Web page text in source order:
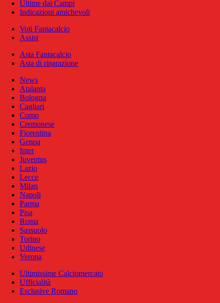
Ultime dai Campi
Indicazioni amichevoli
Voti Fantacalcio
Assist
Asta Fantacalcio
Asta di riparazione
News
Atalanta
Bologna
Cagliari
Como
Cremonese
Fiorentina
Genoa
Inter
Juventus
Lazio
Lecce
Milan
Napoli
Parma
Pisa
Roma
Sassuolo
Torino
Udinese
Verona
Ultimissime Calciomercato
Ufficialità
Esclusive Romano